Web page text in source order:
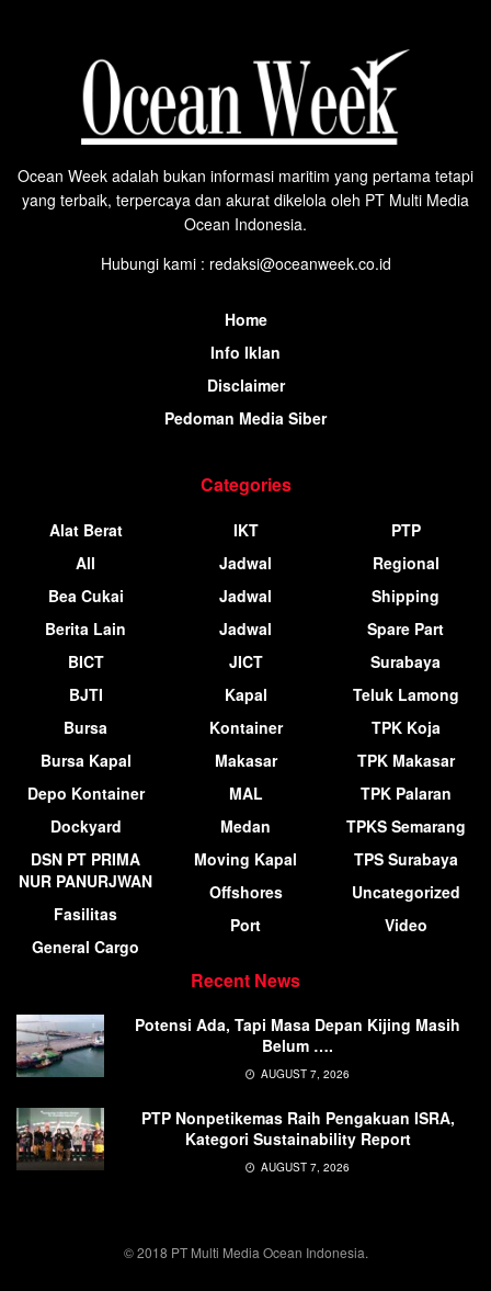
Ocean Week adalah bukan informasi maritim yang pertama tetapi
yang terbaik, terpercaya dan akurat dikelola oleh PT Multi Media
Ocean Indonesia.
Hubungi kami : redaksi@oceanweek.co.id
Home
Info Iklan
Disclaimer
Pedoman Media Siber
Categories
Alat Berat
All
Bea Cukai
Berita Lain
BICT
BJTI
Bursa
Bursa Kapal
Depo Kontainer
Dockyard
DSN PT PRIMA
NUR PANURJWAN
Fasilitas
General Cargo
IKT
Jadwal
Jadwal
Jadwal
JICT
Kapal
Kontainer
Makasar
MAL
Medan
Moving Kapal
Offshores
Port
PTP
Regional
Shipping
Spare Part
Surabaya
Teluk Lamong
TPK Koja
TPK Makasar
TPK Palaran
TPKS Semarang
TPS Surabaya
Uncategorized
Video
Recent News
Potensi Ada, Tapi Masa Depan Kijing Masih
Belum ….
AUGUST 7, 2026
PTP Nonpetikemas Raih Pengakuan ISRA,
Kategori Sustainability Report
AUGUST 7, 2026
© 2018 PT Multi Media Ocean Indonesia.